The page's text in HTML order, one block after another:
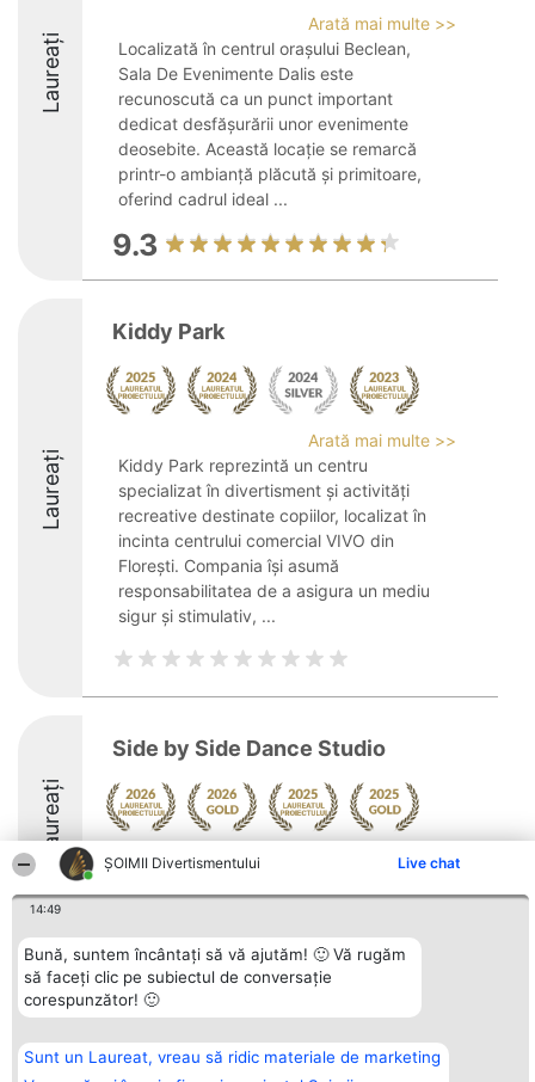
ŞOIMII Divertismentului Live chat
14:49
Bună, suntem încântați să vă ajutăm! 🙂 Vă rugăm
să faceți clic pe subiectul de conversație
corespunzător! 🙂
Sunt un Laureat, vreau să ridic materiale de marketing
Laureați
Arată mai multe >>
Localizată în centrul orașului Beclean,
Sala De Evenimente Dalis este
recunoscută ca un punct important
dedicat desfășurării unor evenimente
deosebite. Această locație se remarcă
printr-o ambianță plăcută și primitoare,
oferind cadrul ideal ...
9.3
Laureați
Kiddy Park
Arată mai multe >>
Kiddy Park reprezintă un centru
specializat în divertisment și activități
recreative destinate copiilor, localizat în
incinta centrului comercial VIVO din
Florești. Compania își asumă
responsabilitatea de a asigura un mediu
sigur și stimulativ, ...
Laureați
Side by Side Dance Studio
Arată mai multe >>
10
Organizator Ranking
BRIGHT SOLUTIONS BR SRL
Aleea Timisul De Sus 2 Bl. A30
Sc. A Et. 4 Ap. 13 Cod 061952
București
Plebiscyt
Lista Tuturor
Laureaților
Reguli